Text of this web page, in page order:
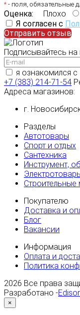
* - поля, обязательные
Оценка: Плохо
Я согласен с
Отправить отзыв
Подписывайтесь
я ознакомился с
+7 (383) 214-71-54
Адреса магазинов:
г.
Разделы
Автотовары
Спорт и отдых
Сантехника
Инструмент,
Строительные
Покупателю
Доставка и
Блог
Вакансии
Информация
Оплата и
Политика
2026 Все права
Разработано -
×